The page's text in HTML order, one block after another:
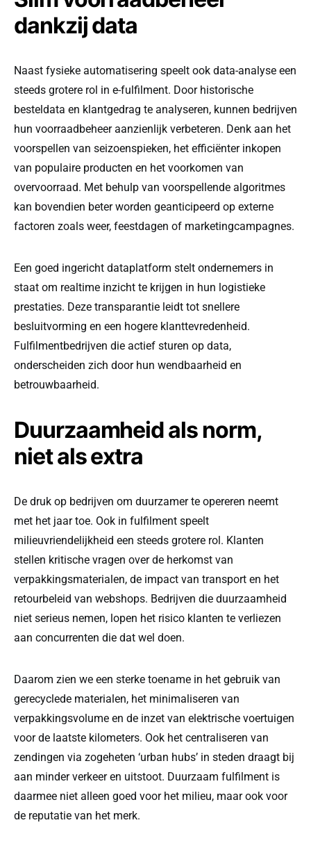
dankzij data
Naast fysieke automatisering speelt ook data-analyse een
steeds grotere rol in e-fulfilment. Door historische
besteldata en klantgedrag te analyseren, kunnen bedrijven
hun voorraadbeheer aanzienlijk verbeteren. Denk aan het
voorspellen van seizoenspieken, het efficiënter inkopen
van populaire producten en het voorkomen van
overvoorraad. Met behulp van voorspellende algoritmes
kan bovendien beter worden geanticipeerd op externe
factoren zoals weer, feestdagen of marketingcampagnes.
Een goed ingericht dataplatform stelt ondernemers in
staat om realtime inzicht te krijgen in hun logistieke
prestaties. Deze transparantie leidt tot snellere
besluitvorming en een hogere klanttevredenheid.
Fulfilmentbedrijven die actief sturen op data,
onderscheiden zich door hun wendbaarheid en
betrouwbaarheid.
Duurzaamheid als norm,
niet als extra
De druk op bedrijven om duurzamer te opereren neemt
met het jaar toe. Ook in fulfilment speelt
milieuvriendelijkheid een steeds grotere rol. Klanten
stellen kritische vragen over de herkomst van
verpakkingsmaterialen, de impact van transport en het
retourbeleid van webshops. Bedrijven die duurzaamheid
niet serieus nemen, lopen het risico klanten te verliezen
aan concurrenten die dat wel doen.
Daarom zien we een sterke toename in het gebruik van
gerecyclede materialen, het minimaliseren van
verpakkingsvolume en de inzet van elektrische voertuigen
voor de laatste kilometers. Ook het centraliseren van
zendingen via zogeheten ‘urban hubs’ in steden draagt bij
aan minder verkeer en uitstoot. Duurzaam fulfilment is
daarmee niet alleen goed voor het milieu, maar ook voor
de reputatie van het merk.